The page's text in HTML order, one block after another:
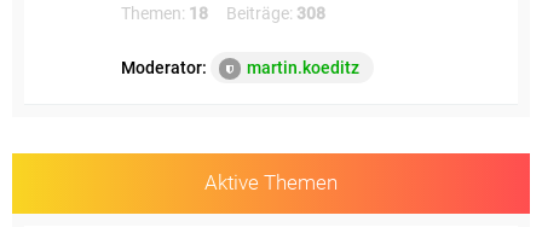
Themen: 18 Beiträge: 308
Moderator: martin.koeditz
Aktive Themen